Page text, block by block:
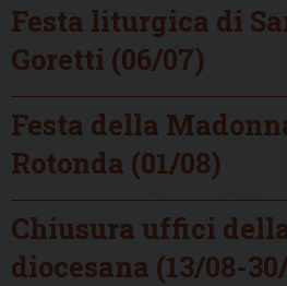
Festa liturgica di
Goretti (06/07)
Festa della
Rotonda (01/08)
Chiusura uffici
diocesana (13/08-